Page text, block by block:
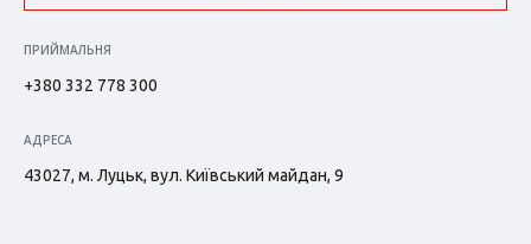
ПРИЙМАЛЬНЯ
+380 332 778 300
АДРЕСА
43027, м. Луцьк, вул. Київський майдан, 9